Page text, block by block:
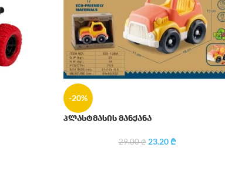
-20%
პლასტმასის მანქანა
29.00₾ 23.20₾